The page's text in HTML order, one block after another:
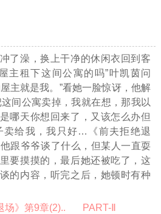
了澡，换上干净的休闲衣回到客
主租下这间公寓的吗”叶凯茵问
主就是我。”看她一脸惊讶，他解
间公寓卖掉，我就在想，那我以
哪天你想回来了，又该怎么办但
卖给我，我只好…《前夫拒绝退
他跟爷爷谈了什么，但某人一直耍
要摸摸的，最后她还被吃了，这
的内容，听完之后，她顿时有种
场》第9章(2)..
PART-Ⅱ